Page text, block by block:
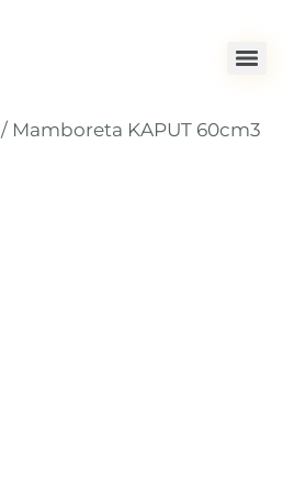
/ Mamboreta KAPUT 60cm3